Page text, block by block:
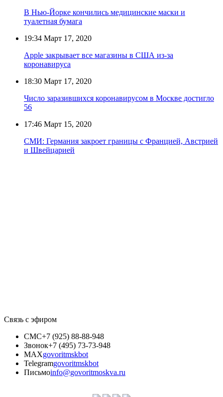
В Нью-Йорке кончились медицинские маски и
туалетная бумага
19:34 Март 17, 2020
Apple закрывает все магазины в США из-за
коронавируса
18:30 Март 17, 2020
Число заразившихся коронавирусом в Москве достигло
56
17:46 Март 15, 2020
СМИ: Германия закроет границы с Францией, Австрией
и Швейцарией
Связь с эфиром
СМС+7 (925) 88-88-948
Звонок+7 (495) 73-73-948
MAXgovoritmskbot
Telegramgovoritmskbot
Письмоinfo@govoritmoskva.ru